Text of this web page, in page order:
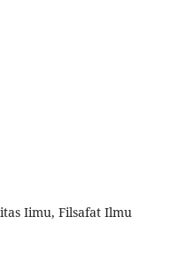
Iimu, Filsafat Ilmu